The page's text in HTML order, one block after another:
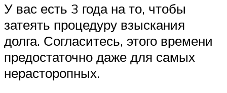
У вас есть 3 года на то, чтобы
затеять процедуру взыскания
долга. Согласитесь, этого времени
предостаточно даже для самых
нерасторопных.